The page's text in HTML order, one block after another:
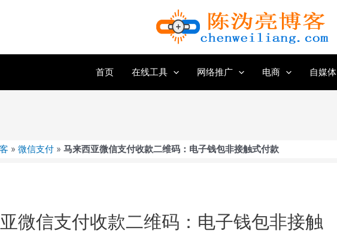
首页
在线工具 网络推广 电商 自媒体
» 微信支付 » 马来西亚微信支付收款二维码：电子钱包非接触式付款
微信支付收款二维码：电子钱包非接触